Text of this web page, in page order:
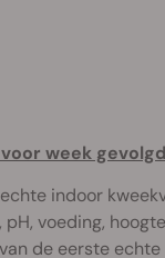
week gevolgd
indoor
voeding,
de eerste echte